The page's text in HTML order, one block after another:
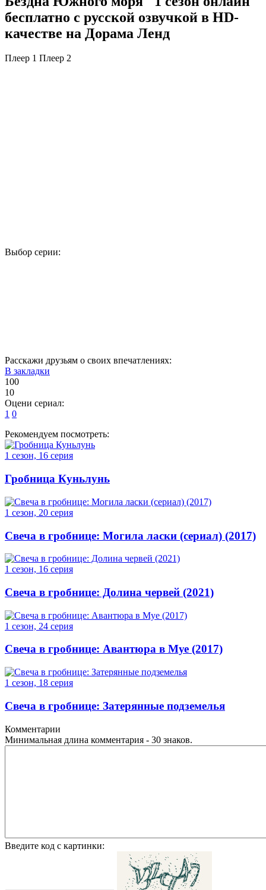
бесплатно с русской озвучкой в HD-
качестве на Дорама Ленд
Плеер 1 Плеер 2
Выбор серии:
Расскажи друзьям о своих впечатлениях:
В закладки
100
10
Оцени сериал:
1 0
Рекомендуем посмотреть:
1 сезон, 16 серия
Гробница Куньлунь
1 сезон, 20 серия
Свеча в гробнице: Могила ласки (сериал) (2017)
1 сезон, 16 серия
Свеча в гробнице: Долина червей (2021)
1 сезон, 24 серия
Свеча в гробнице: Авантюра в Муе (2017)
1 сезон, 18 серия
Свеча в гробнице: Затерянные подземелья
Комментарии
Минимальная длина комментария - 30 знаков.
Введите код с картинки: